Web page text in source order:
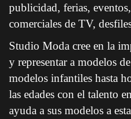
publicidad, ferias,
comerciales de TV,
Studio Moda cree en la
y representar a modelos
modelos infantiles hasta
las edades con el talento
ayuda a sus modelos a